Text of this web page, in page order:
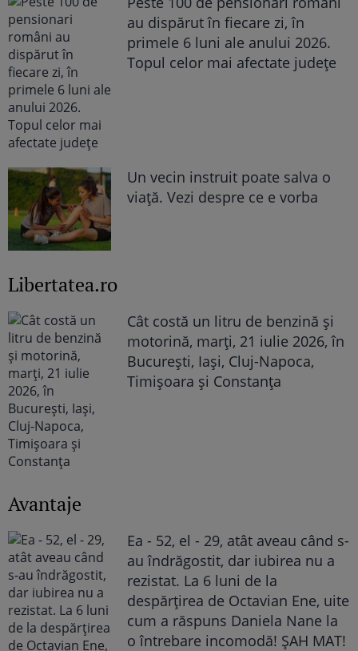
au dispărut în fiecare zi, în
primele 6 luni ale anului 2026.
Topul celor mai afectate județe
Un vecin instruit poate salva o
viață. Vezi despre ce e vorba
Libertatea.ro
Cât costă un litru de benzină și
motorină, marți, 21 iulie 2026, în
București, Iași, Cluj-Napoca,
Timișoara și Constanța
Avantaje
Ea - 52, el - 29, atât aveau când s-
au îndrăgostit, dar iubirea nu a
rezistat. La 6 luni de la
despărțirea de Octavian Ene, uite
cum a răspuns Daniela Nane la
o întrebare incomodă! ȘAH MAT!